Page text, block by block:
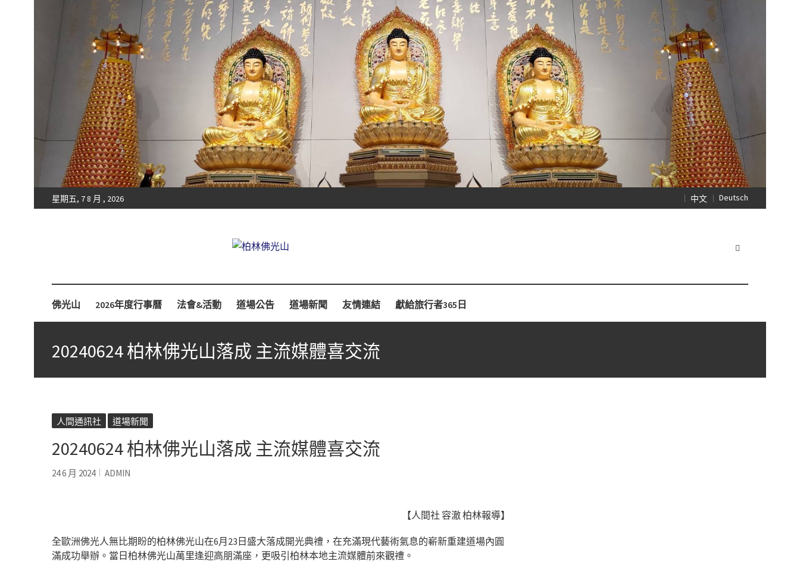
星期五, 7 8 月 , 2026 中文 Deutsch
佛光山 2026年度行事曆 法會&活動 道場公告 道場新聞 友情連結 獻給旅行者365日
20240624 柏林佛光山落成 主流媒體喜交流
人間通訊社 道場新聞
20240624 柏林佛光山落成 主流媒體喜交流
24 6 月 2024 ADMIN
【人間社 容澈 柏林報導】
全歐洲佛光人無比期盼的柏林佛光山在6月23日盛大落成開光典禮，在充滿現代藝術氣息的嶄新重建道場內圓
滿成功舉辦。當日柏林佛光山萬里逢迎高朋滿座，更吸引柏林本地主流媒體前來觀禮。